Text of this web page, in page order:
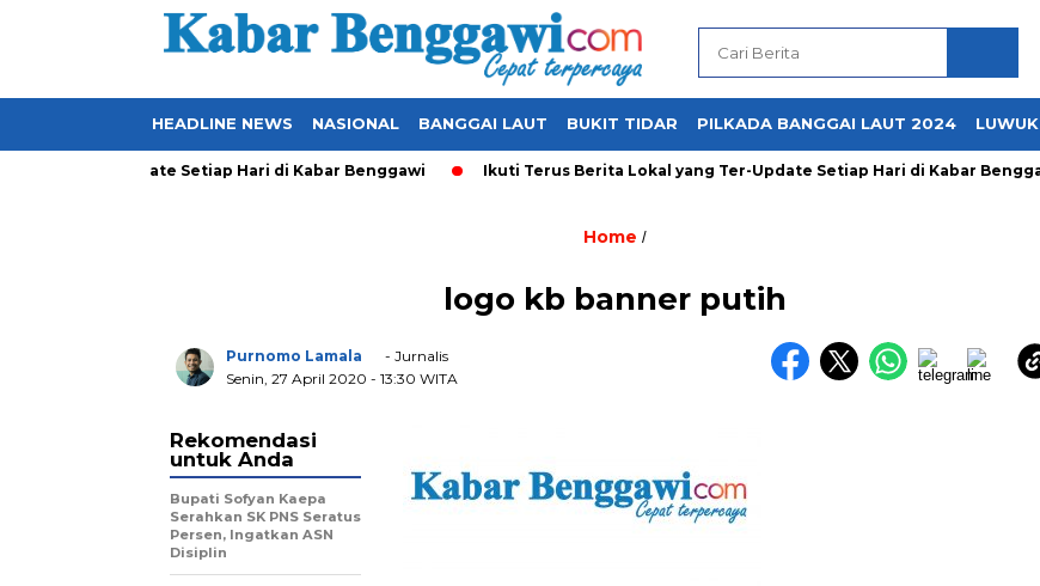
HEADLINE NEWS NASIONAL BANGGAI LAUT BUKIT TIDAR PILKADA BANGGAI LAUT 2024 LUWUK
yang Ter-Update Setiap Hari di Kabar Benggawi Ikuti Terus Berita Lokal yang Ter-Update Setiap Hari di Kabar Benggawi
Home /
logo kb banner putih
Purnomo Lamala
- Jurnalis
Senin, 27 April 2020 - 13:30 WITA
Rekomendasi
untuk Anda
Bupati Sofyan Kaepa
Serahkan SK PNS Seratus
Persen, Ingatkan ASN
Disiplin